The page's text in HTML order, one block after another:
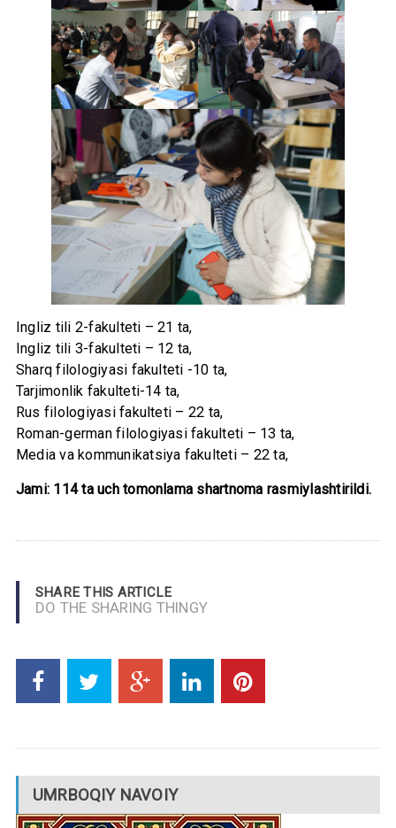
Ingliz tili 2-fakulteti – 21 ta,
Ingliz tili 3-fakulteti – 12 ta,
Sharq filologiyasi fakulteti -10 ta,
Tarjimonlik fakulteti-14 ta,
Rus filologiyasi fakulteti – 22 ta,
Roman-german filologiyasi fakulteti – 13 ta,
Media va kommunikatsiya fakulteti – 22 ta,
Jami: 114 ta uch tomonlama shartnoma rasmiylashtirildi.
SHARE THIS ARTICLE
DO THE SHARING THINGY
UMRBOQIY NAVOIY